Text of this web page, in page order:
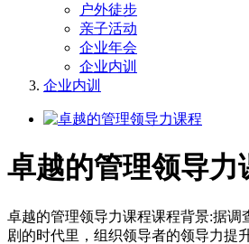
户外徒步
亲子活动
企业年会
企业内训
企业内训
卓越的管理领导力
卓越的管理领导力课程课程背景:据调
剧的时代里，组织领导者的领导力提